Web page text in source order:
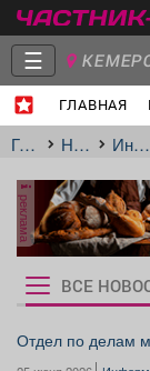
☰
ГЛАВНАЯ
Главная
Объявления
ГлавнаяНовостиИнформация
реклама
Рукбрики
новостей
ВСЕ
Отдел по делам